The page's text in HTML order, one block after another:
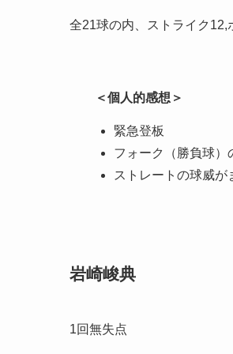
全21球の内、ストライク12,
＜個人的感想＞
緊急登板
フォーク（勝負球）
ストレートの球威
岩崎峻典
1回無失点